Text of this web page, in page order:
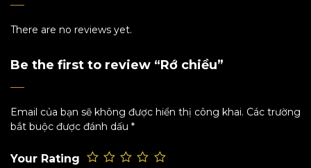
There are no reviews yet.
Be the first to review “Rớ chiều”
Email của bạn sẽ không được hiển thị công khai. Các trường
bắt buộc được đánh dấu *
Your Rating